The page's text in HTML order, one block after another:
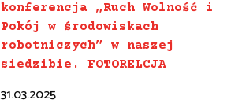
konferencja „Ruch Wolność i
Pokój w środowiskach
robotniczych” w naszej
siedzibie. FOTORELCJA
31.03.2025